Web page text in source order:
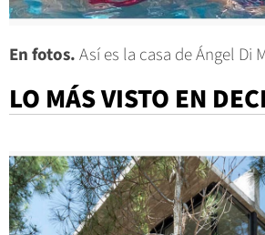
En fotos.Así es la casa de Ángel Di
LO MÁS VISTO EN